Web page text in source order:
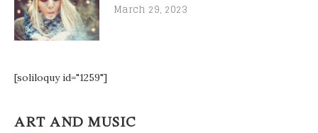
March 29, 2023
[soliloquy id="1259"]
ART AND MUSIC